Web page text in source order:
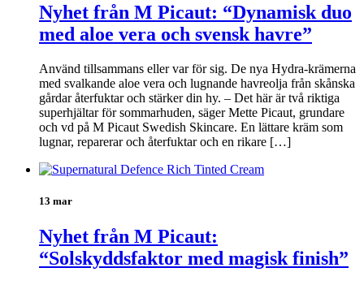
Nyhet från M Picaut: “Dynamisk duo
med aloe vera och svensk havre”
Använd tillsammans eller var för sig. De nya Hydra-krämerna
med svalkande aloe vera och lugnande havreolja från skånska
gårdar återfuktar och stärker din hy. – Det här är två riktiga
superhjältar för sommarhuden, säger Mette Picaut, grundare
och vd på M Picaut Swedish Skincare. En lättare kräm som
lugnar, reparerar och återfuktar och en rikare […]
13 mar
Nyhet från M Picaut:
“Solskyddsfaktor med magisk finish”